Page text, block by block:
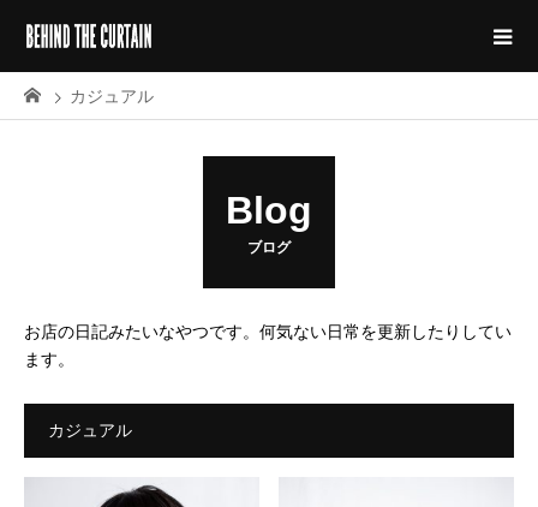
カジュアル
Blog
ブログ
お店の日記みたいなやつです。何気ない日常を更新したりしてい
ます。
カジュアル